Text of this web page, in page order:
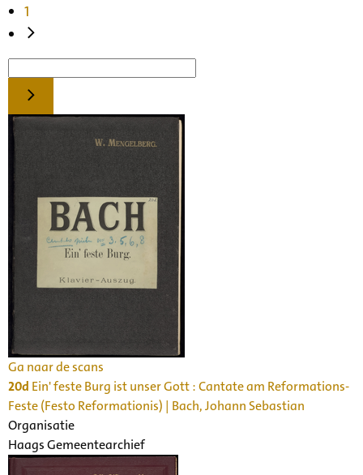
1
Ga naar de scans
20d Ein' feste Burg ist unser Gott : Cantate am Reformations-
Feste (Festo Reformationis) | Bach, Johann Sebastian
Organisatie
Haags Gemeentearchief